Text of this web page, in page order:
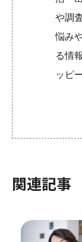
や調
悩み
る情
ッピ
関連記事